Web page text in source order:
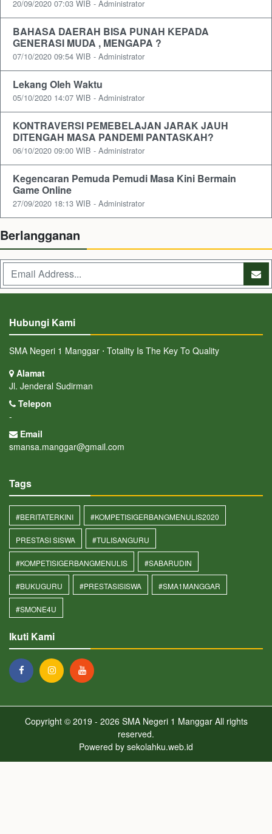
20/09/2020 07:03 WIB - Administrator
BAHASA DAERAH BISA PUNAH KEPADA
GENERASI MUDA , MENGAPA ?
07/10/2020 09:54 WIB - Administrator
Lekang Oleh Waktu
05/10/2020 14:07 WIB - Administrator
KONTRAVERSI PEMEBELAJAN JARAK JAUH
DITENGAH MASA PANDEMI PANTASKAH?
06/10/2020 09:00 WIB - Administrator
Kegencaran Pemuda Pemudi Masa Kini Bermain
Game Online
27/09/2020 18:13 WIB - Administrator
Berlangganan
Hubungi Kami
SMA Negeri 1 Manggar ⋅ Totality Is The Key To Quality
Alamat
Jl. Jenderal Sudirman
Telepon
-
Email
smansa.manggar@gmail.com
Tags
#BERITATERKINI #KOMPETISIGERBANGMENULIS2020
PRESTASI SISWA #TULISANGURU
#KOMPETISIGERBANGMENULIS #SABARUDIN
#BUKUGURU #PRESTASISISWA #SMA1MANGGAR
#SMONE4U
Ikuti Kami
Copyright © 2019 - 2026 SMA Negeri 1 ManggarAll rights
reserved.
Powered by sekolahku.web.id